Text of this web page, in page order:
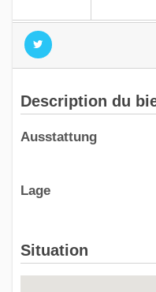
Description du
Ausstattung
Lage
Situation